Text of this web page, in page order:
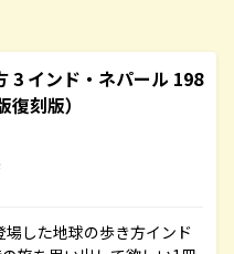
3 インド・ネパール 198
刻版）
した地球の歩き方インド